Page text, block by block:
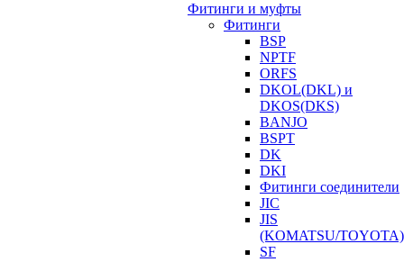
Фитинги и муфты
Фитинги
BSP
NPTF
ORFS
DKOL(DKL) и
DKOS(DKS)
BANJO
BSPT
DK
DKI
Фитинги соединители
JIC
JIS
(KOMATSU/TOYOTA)
SF